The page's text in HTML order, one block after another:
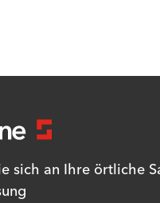
sich an Ihre örtliche